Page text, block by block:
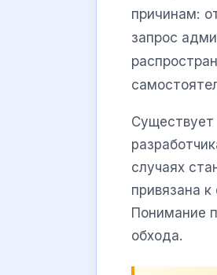
причинам:
запрос
Существует
случаях
привязана
Понимание
обхода.